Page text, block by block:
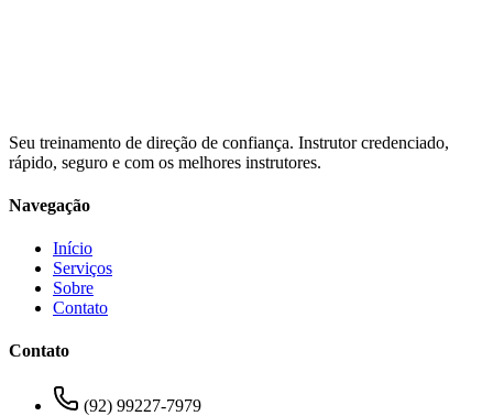
Seu treinamento de direção de confiança. Instrutor credenciado,
rápido, seguro e com os melhores instrutores.
Navegação
Início
Serviços
Sobre
Contato
Contato
(92) 99227-7979